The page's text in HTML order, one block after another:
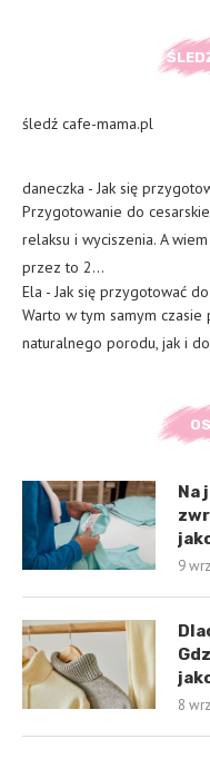
śledź cafe-mama.pl
daneczka - Jak się
Przygotowanie do
relaksu i wyciszenia. A
przez to 2…
Ela - Jak się przygotować
Warto w tym samym
naturalnego porodu, jak i
Na
9
8